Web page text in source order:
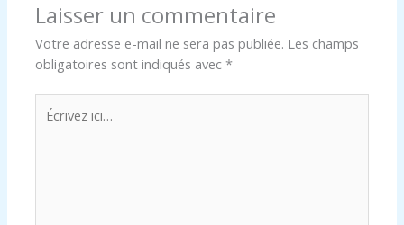
Laisser un commentaire
Votre adresse e-mail ne sera pas publiée. Les champs
obligatoires sont indiqués avec*
Écrivez
ici…